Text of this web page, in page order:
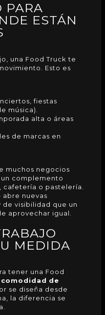
PARA
ESTÁN
una Food Truck te
Esto es
fiestas
música).
alta o áreas
de marcas en
muchos negocios
complemento
o pastelería.
abre nuevas
visibilidad que un
aprovechar igual.
MEDIDA
tener una Food
comodidad de
se diseña desde
la diferencia se